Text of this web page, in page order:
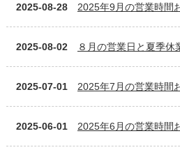
2025-08-28 2025年9月の営業時間
2025-08-02 ８月の営業日と夏季休
2025-07-01 2025年7月の営業時間
2025-06-01 2025年6月の営業時間